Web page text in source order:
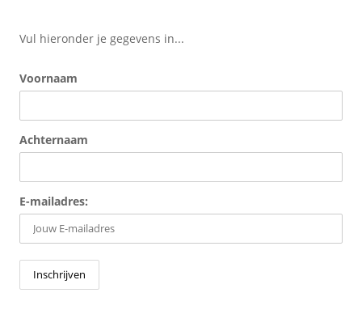
Vul hieronder je gegevens in...
Voornaam
Achternaam
E-mailadres: